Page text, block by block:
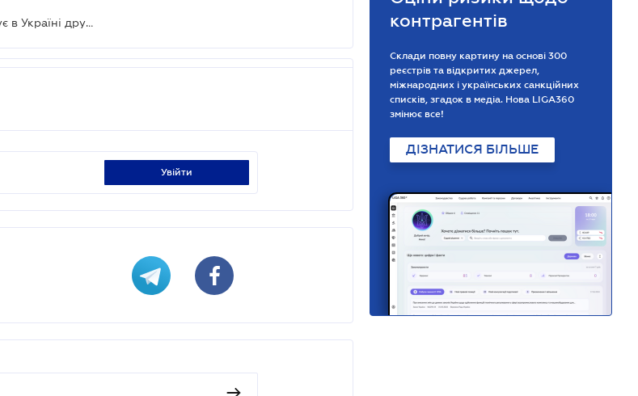
Німецький виробник будівельних матеріалів будує в Україні другий завод
увійти
контрагентів
Склади повну картину на основі 300
реєстрів та відкритих джерел,
міжнародних і українських санкційних
списків, згадок в медіа. Нова LIGA360
змінює все!
ДІЗНАТИСЯ БІЛЬШЕ